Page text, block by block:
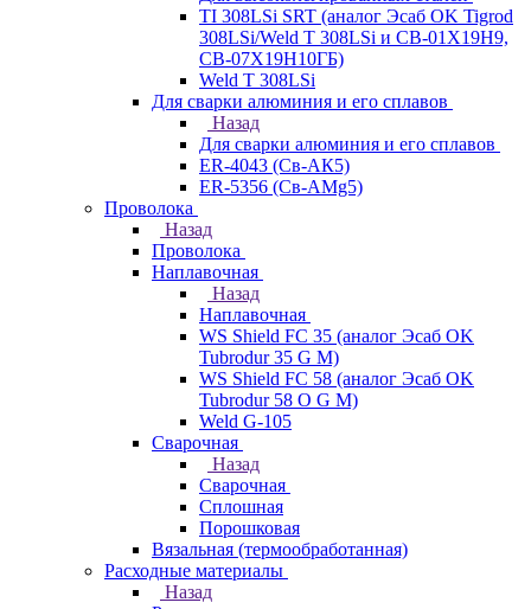
TI 308LSi SRT (аналог Эсаб OK Tigrod
308LSi/Weld T 308LSi и СВ-01Х19Н9,
СВ-07Х19Н10ГБ)
Weld T 308LSi
Для сварки алюминия и его сплавов
Назад
Для сварки алюминия и его сплавов
ER-4043 (Св-АК5)
ER-5356 (Св-АМg5)
Проволока
Назад
Проволока
Наплавочная
Назад
Наплавочная
WS Shield FC 35 (аналог Эсаб OK
Tubrodur 35 G M)
WS Shield FC 58 (аналог Эсаб OK
Tubrodur 58 O G M)
Weld G-105
Сварочная
Назад
Сварочная
Сплошная
Порошковая
Вязальная (термообработанная)
Расходные материалы
Назад